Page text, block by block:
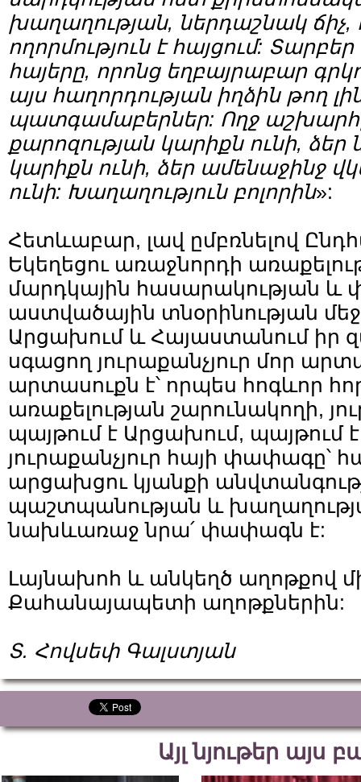
խաղաղության, ներդաշնակ ճիչ,
ողորմություն է հայցում:
հայերը, որոնց եղբայրաբար
այս հաղորդության իղձին թող
պատգամաբերներ: Ողջ
քարոզության կարիքն ունի, ձեր
կարիքն ունի, ձեր ամենաջինջ
ունի: Խաղաղություն բոլորին»:
Հետևաբար, լավ ըմբռնելով
Եկեղեցու առաջնորդի
մարդկային հասարակության և
աստվածային տնօրինության
Արցախում և Հայաստանում իր
սգացող յուրաքանչյուր մոր
արտասուքն է՝ որպես հոգևոր
առաքելության շարունակողի,
պայթում է Արցախում, պայթում
յուրաքանչյուր հայի փափագը՝
արցախցու կյանքի
պաշտպանության և
նախևառաջ նրա՛ փափագն է:
Լայնախոհ և անկեղծ աղոթքով
Քահանայապետի աղոթքներին:
Տ. Հովսեփ Գալստյան
Այլ նյութեր այս